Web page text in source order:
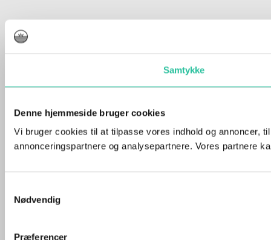
Samtykke
Denne hjemmeside bruger cookies
Vi bruger cookies til at tilpasse vores indhold og annoncer,
annonceringspartnere og analysepartnere. Vores partnere
Nødvendig
Præferencer